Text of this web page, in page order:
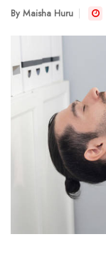
By Maisha Huru